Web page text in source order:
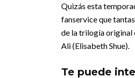
Quizás esta
fanservice que
de la trilogía original
Ali (Elisabeth Shue).
Te puede